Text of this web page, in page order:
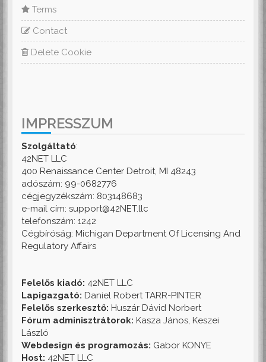
Terms
Contact
Delete Cookie
IMPRESSZUM
Szolgáltató:
42NET LLC
400 Renaissance Center Detroit, MI 48243
adószám: 99-0682776
cégjegyzékszám: 803148683
e-mail cím: support@42NET.llc
telefonszám: 1242
Cégbíróság: Michigan Department Of Licensing And
Regulatory Affairs
Felelős kiadó: 42NET LLC
Lapigazgató: Daniel Robert TARR-PINTER
Felelős szerkesztő: Huszár Dávid Norbert
Fórum adminisztrátorok: Kasza János, Keszei
László
Webdesign és programozás: Gabor KONYE
Host: 42NET LLC